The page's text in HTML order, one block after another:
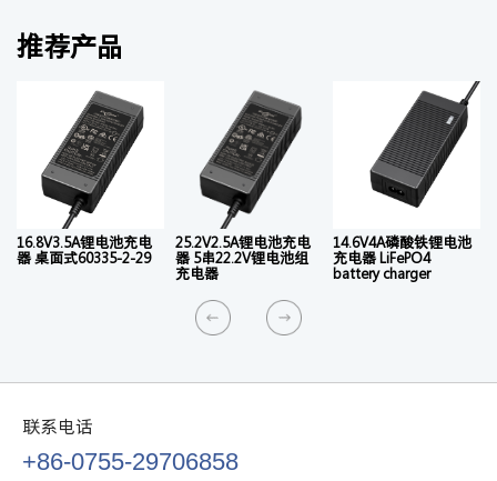
推荐产品
16.8V3.5A锂电池充电
器 桌面式60335-2-29
25.2V2.5A锂电池充电
器 5串22.2V锂电池组
充电器
14.6V4A磷酸铁锂电池
充电器 LiFePO4
battery charger
联系电话
+86-0755-29706858